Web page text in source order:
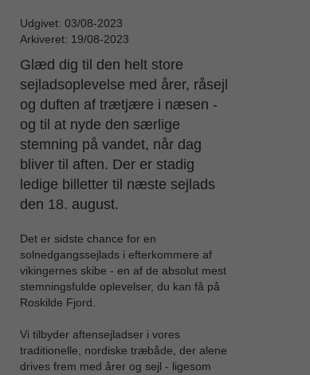
Udgivet: 03/08-2023
Arkiveret: 19/08-2023
Glæd dig til den helt store
sejladsoplevelse med årer, råsejl
og duften af trætjære i næsen -
og til at nyde den særlige
stemning på vandet, når dag
bliver til aften. Der er stadig
ledige billetter til næste sejlads
den 18. august.
Det er sidste chance for en
solnedgangssejlads i efterkommere af
vikingernes skibe - en af de absolut mest
stemningsfulde oplevelser, du kan få på
Roskilde Fjord.
Vi tilbyder aftensejladser i vores
traditionelle, nordiske træbåde, der alene
drives frem med årer og sejl - ligesom